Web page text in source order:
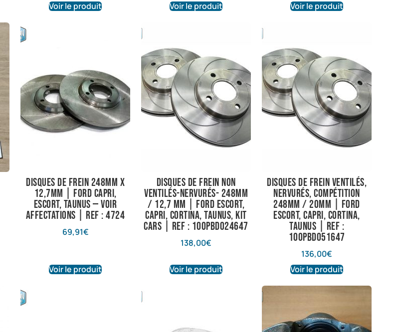
Voir le produit
Voir le produit
Voir le produit
Disques de frein 248mm X
12,7mm | Ford Capri,
Escort, Taunus — voir
affectations | Ref : 4724
69,91€
Voir le produit
Disques de frein non
ventilés-nervurés- 248mm
/ 12,7 mm | Ford Escort,
Capri, Cortina, Taunus, Kit
Cars | ref : 100PBD024647
138,00€
Voir le produit
Disques de frein ventilés,
nervurés, compétition
248mm / 20mm | Ford
Escort, Capri, Cortina,
Taunus | ref :
100PBD051647
136,00€
Voir le produit